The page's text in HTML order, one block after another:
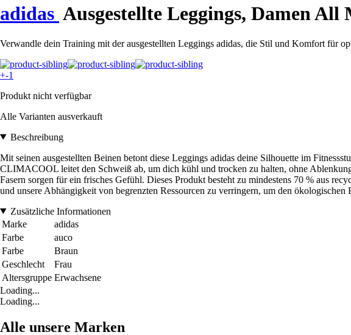
adidas Ausgestellte Leggings, Damen All
Verwandle dein Training mit der ausgestellten Leggings adidas, die Stil und Komfort für
+-1
Produkt nicht verfügbar
Alle Varianten ausverkauft
Beschreibung
Mit seinen ausgestellten Beinen betont diese Leggings adidas deine Silhouette im
CLIMACOOL leitet den Schweiß ab, um dich kühl und trocken zu halten, ohne
Fasern sorgen für ein frisches Gefühl. Dieses Produkt besteht zu mindestens 70 % aus
und unsere Abhängigkeit von begrenzten Ressourcen zu verringern, um den
Zusätzliche Informationen
Marke
adidas
Farbe
auco
Farbe
Braun
Geschlecht
Frau
Altersgruppe Erwachsene
Loading...
Loading...
Alle unsere Marken